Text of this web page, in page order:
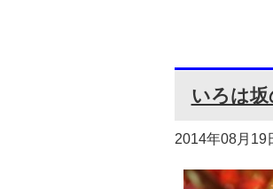
いろは坂
2014年08月19